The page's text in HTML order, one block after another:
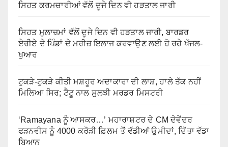
ਸਿਹਤ ਕਰਮਚਾਰੀਆਂ ਵੱਲੋਂ ਦੂਜੇ ਦਿਨ ਵੀ ਹੜਤਾਲ ਜਾਰੀ
ਸਿਹਤ ਮੁਲਾਜ਼ਮਾਂ ਵੱਲੋਂ ਦੂਜੇ ਦਿਨ ਵੀ ਹੜਤਾਲ ਜਾਰੀ, ਬਾਰਡਰ
ਏਰੀਏ ਦੇ ਪਿੰਡਾਂ ਦੇ ਮਰੀਜ਼ ਇਲਾਜ ਕਰਵਾਉਣ ਲਈ ਹੋ ਰਹੇ ਖੱਜਲ-
ਖੁਆਰ
ਟੁਕੜੇ-ਟੁਕੜੇ ਕੀਤੀ ਮਸ਼ਹੂਰ ਅਦਾਕਾਰਾ ਦੀ ਲਾਸ਼, ਹਾਲੇ ਤੱਕ ਨਹੀਂ
ਮਿਲਿਆ ਸਿਰ; ਟੈਟੂ ਨਾਲ ਸੁਲਝੀ ਮਰਡਰ ਮਿਸਟਰੀ
‘Ramayana ਨੂੰ ਆਸਕਰ…’ ਮਹਾਰਾਸ਼ਟਰ ਦੇ CM ਦੇਵੇਂਦਰ
ਫੜਨਵੀਸ ਨੂੰ 4000 ਕਰੋੜੀ ਫ਼ਿਲਮ ਤੋਂ ਵੱਡੀਆਂ ਉਮੀਦਾਂ, ਦਿੱਤਾ ਵੱਡਾ
ਬਿਆਨ